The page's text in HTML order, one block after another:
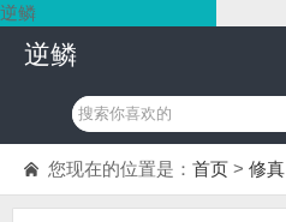
逆鳞
逆鳞
您现在的位置是： 首页 > 修真